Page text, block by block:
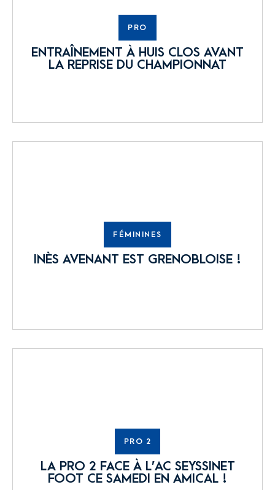
PRO
ENTRAÎNEMENT À HUIS CLOS AVANT
LA REPRISE DU CHAMPIONNAT
FÉMININES
INÈS AVENANT EST GRENOBLOISE !
PRO 2
LA PRO 2 FACE À L’AC SEYSSINET
FOOT CE SAMEDI EN AMICAL !